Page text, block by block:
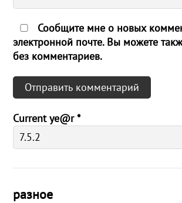
Сообщите мне о новых
электронной почте. Вы можете
без комментариев.
Current ye@r*
разное